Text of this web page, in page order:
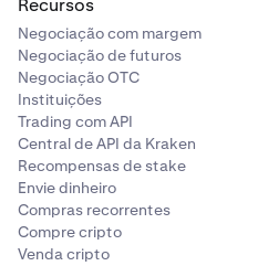
Recursos
Negociação com margem
Negociação de futuros
Negociação OTC
Instituições
Trading com API
Central de API da Kraken
Recompensas de stake
Envie dinheiro
Compras recorrentes
Compre cripto
Venda cripto